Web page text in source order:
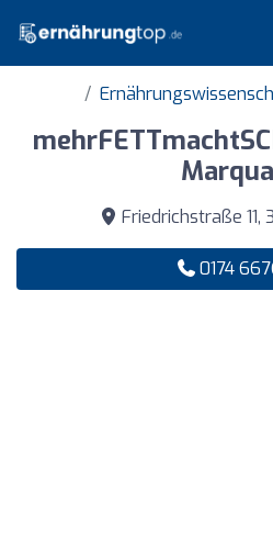
Friedrichstraße 11,
0174